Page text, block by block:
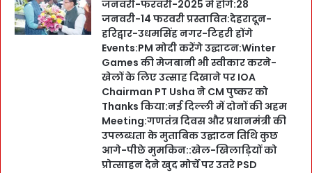
जनवरी-फरवरी-2025 में होंगे:28
जनवरी-14 फरवरी प्रस्तावित:देहरादून-
हरिद्वार-उधमसिंह नगर-टिहरी होंगे
Events:PM मोदी करेंगे उद्घाटन:Winter
Games की मेजबानी भी स्वीकार करने-
खेलों के लिए उत्साह दिखाने पर IOA
Chairman PT Usha ने CM पुष्कर को
Thanks किया:नई दिल्ली में दोनों की अहम
Meeting:गणतंत्र दिवस और प्रधानमंत्री की
उपलब्धता के मुताबिक उद्घाटन तिथि कुछ
आगे-पीछे मुमकिन::खेल-खिलाड़ियों को
प्रोत्साहन देने खुद मोर्चे पर उतरे PSD